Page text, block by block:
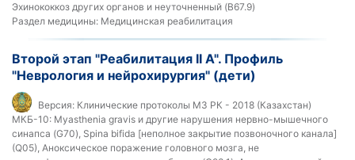
Эхинококкоз других органов и неуточненный (B67.9)
Раздел медицины: Медицинская реабилитация
Второй этап "Реабилитация II А". Профиль
"Неврология и нейрохирургия" (дети)
Версия: Клинические протоколы МЗ РК - 2018 (Казахстан)
МКБ-10: Myasthenia gravis и другие нарушения нервно-мышечного
синапса (G70), Spina bifida [неполное закрытие позвоночного канала]
(Q05), Аноксическое поражение головного мозга, не